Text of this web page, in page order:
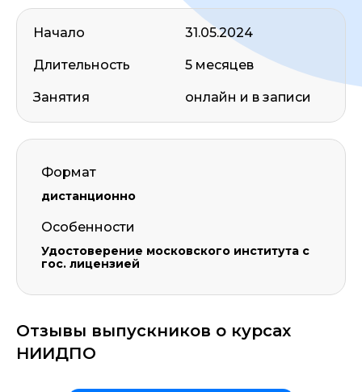
Начало
Длительность
Занятия
31.05.2024
5 месяцев
онлайн и в записи
Формат
дистанционно
Особенности
Удостоверение московского института с
гос. лицензией
Отзывы выпускников о курсах
НИИДПО